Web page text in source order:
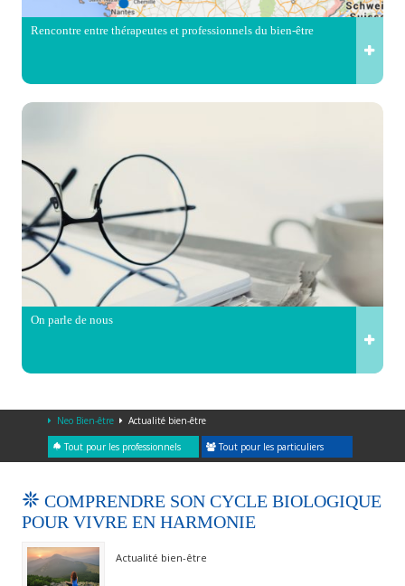
Rencontre entre thérapeutes et professionnels du bien-être
On parle de nous
Neo Bien-être Actualité bien-être
Tout pour les professionnels Tout pour les particuliers
COMPRENDRE SON CYCLE BIOLOGIQUE
POUR VIVRE EN HARMONIE
Actualité bien-être